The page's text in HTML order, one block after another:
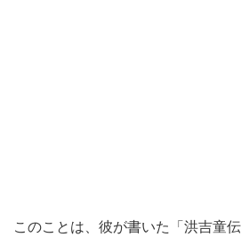
このことは、彼が書いた「洪吉童